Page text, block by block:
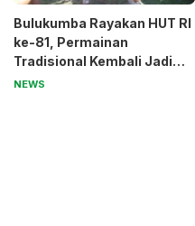
Bulukumba Rayakan HUT RI
ke-81, Permainan
Tradisional Kembali Jadi
Magnet
NEWS